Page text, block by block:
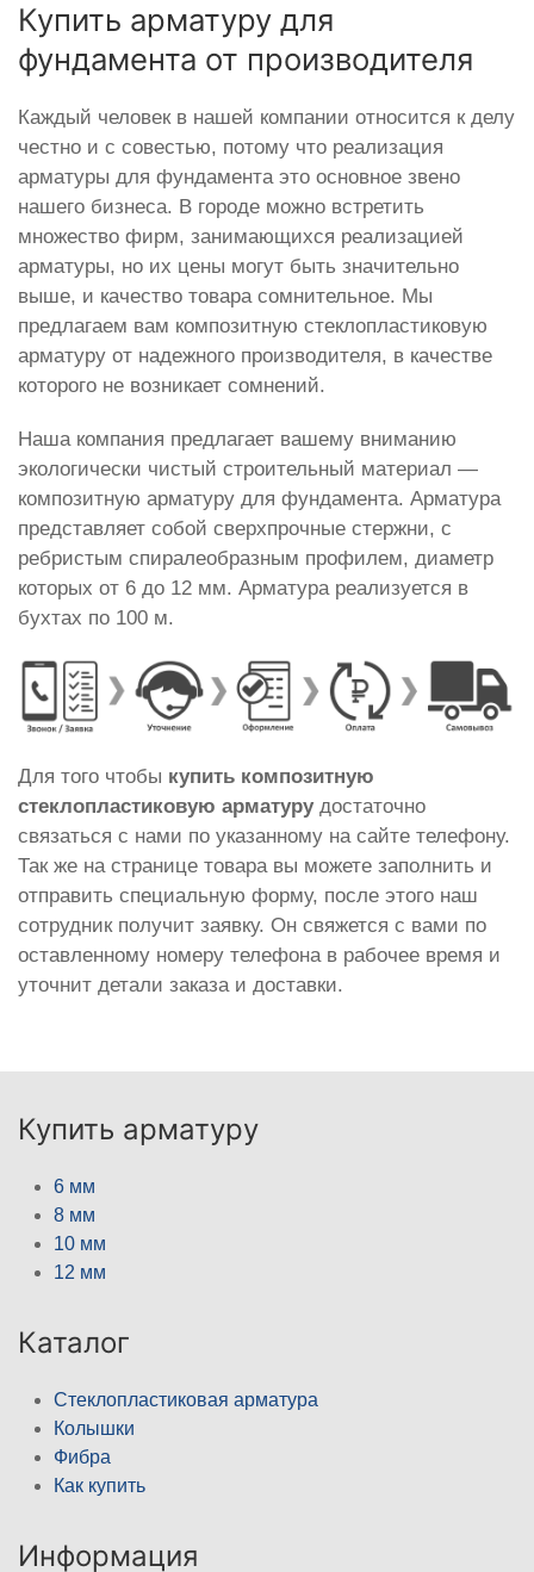
Купить арматуру для
фундамента от производителя
Каждый человек в нашей компании относится к делу
честно и с совестью, потому что реализация
арматуры для фундамента это основное звено
нашего бизнеса. В городе можно встретить
множество фирм, занимающихся реализацией
арматуры, но их цены могут быть значительно
выше, и качество товара сомнительное. Мы
предлагаем вам композитную стеклопластиковую
арматуру от надежного производителя, в качестве
которого не возникает сомнений.
Наша компания предлагает вашему вниманию
экологически чистый строительный материал —
композитную арматуру для фундамента. Арматура
представляет собой сверхпрочные стержни, с
ребристым спиралеобразным профилем, диаметр
которых от 6 до 12 мм. Арматура реализуется в
бухтах по 100 м.
Для того чтобы купить композитную
стеклопластиковую арматурудостаточно
связаться с нами по указанному на сайте телефону.
Так же на странице товара вы можете заполнить и
отправить специальную форму, после этого наш
сотрудник получит заявку. Он свяжется с вами по
оставленному номеру телефона в рабочее время и
уточнит детали заказа и доставки.
Купить арматуру
6 мм
8 мм
10 мм
12 мм
Каталог
Стеклопластиковая арматура
Колышки
Фибра
Как купить
Информация